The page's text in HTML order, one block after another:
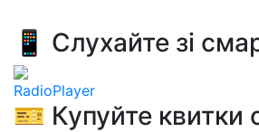
📱 Слухайте зі
RadioPlayer
🎫 Купуйте квитки